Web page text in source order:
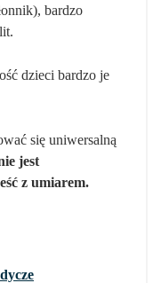
bardzo
dzieci bardzo je
się uniwersalną
jest
z umiarem.